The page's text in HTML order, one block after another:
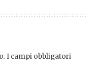
I campi obbligatori